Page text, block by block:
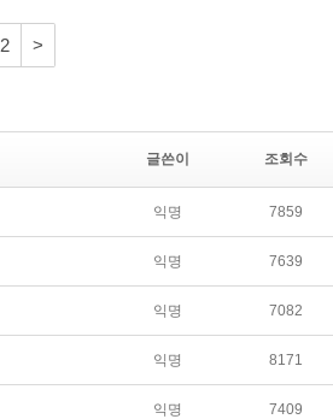
글쓴이 조회수
익명 7859
익명 7639
익명 7082
익명 8171
익명 7409